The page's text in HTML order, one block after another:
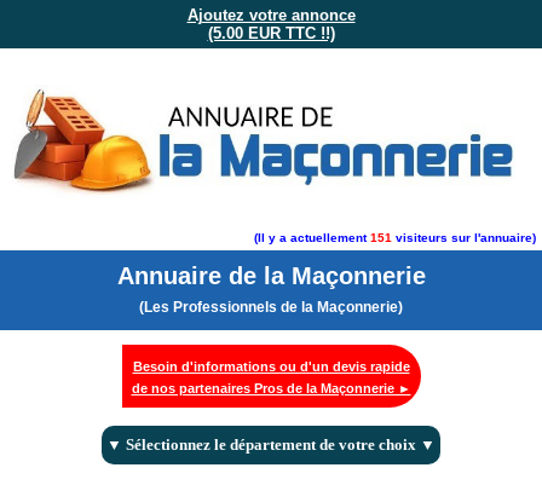
Ajoutez votre annonce
(5.00 EUR TTC !!)
(Il y a actuellement151 visiteurs sur l'annuaire)
Annuaire de la Maçonnerie
(Les Professionnels de la Maçonnerie)
Besoin d'informations ou d'un devis rapide
de nos partenaires Pros de la Maçonnerie ►
▼ Sélectionnez le département de votre choix ▼